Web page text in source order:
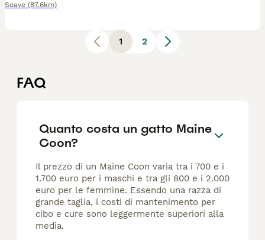
Soave (87.6km)
1 2
FAQ
Quanto costa un gatto Maine
Coon?
Il prezzo di un Maine Coon varia tra i 700 e i
1.700 euro per i maschi e tra gli 800 e i 2.000
euro per le femmine. Essendo una razza di
grande taglia, i costi di mantenimento per
cibo e cure sono leggermente superiori alla
media.